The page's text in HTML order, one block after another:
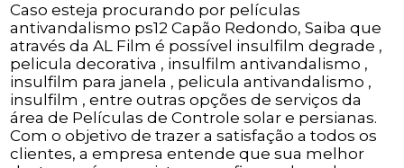
Caso esteja procurando por películas
antivandalismo ps12 Capão Redondo, Saiba que
através da AL Film é possível insulfilm degrade ,
pelicula decorativa , insulfilm antivandalismo ,
insulfilm para janela , pelicula antivandalismo ,
insulfilm , entre outras opções de serviços da
área de Películas de Controle solar e persianas.
Com o objetivo de trazer a satisfação a todos os
clientes, a empresa entende que sua melhor